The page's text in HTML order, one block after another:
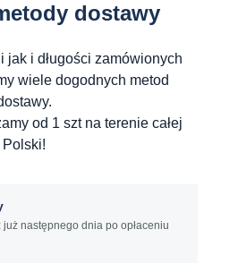
dostawy
jak i długości zamówionych
wiele dogodnych metod
od 1 szt na terenie całej
Polski!
następnego dnia po opłaceniu